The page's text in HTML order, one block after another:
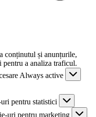
conținutul și anunțurile,
pentru a analiza traficul.
Always active
pentru statistici
uri pentru marketing